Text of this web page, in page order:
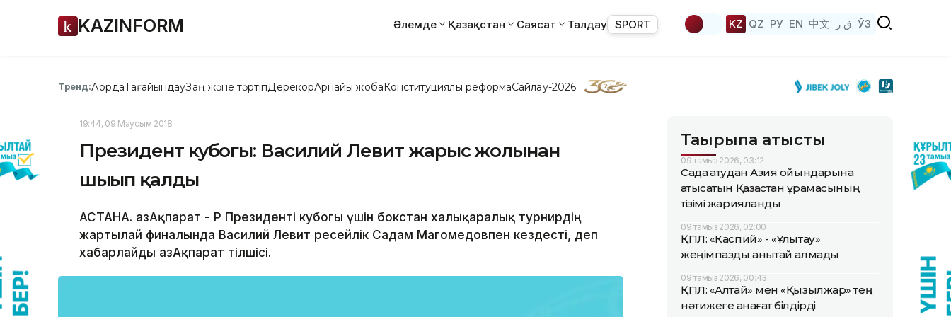
KAZINFORM Әлемде Қазақстан Саясат Талдау SPORT KZ QZ РУ EN 中文 ق ز ЎЗ
Тренд:АқордаТағайындауЗаң және тәртіпДерекқорАрнайы жобаКонституциялық реформаСайлау-2026
19:44, 09 Маусым 2018
Президент кубогы: Василий Левит жарыс жолынан
шығып қалды
АСТАНА. ҚазАқпарат - ҚР Президенті кубогы үшін бокстан халықаралық турнирдің
жартылай финалында Василий Левит ресейлік Садам Магомедовпен кездесті, деп
xабарлайды ҚазАқпарат тілшісі.
Тақырыпқа қатысты
09 тамыз 2026, 03:12
Садақ атудан Азия ойындарына
қатысатын Қазақстан құрамасының
тізімі жарияланды
09 тамыз 2026, 02:00
ҚПЛ: «Каспий» - «Ұлытау»
жеңімпазды анықтай алмады
09 тамыз 2026, 00:43
ҚПЛ: «Алтай» мен «Қызылжар» тең
нәтижеге қанағат білдірді